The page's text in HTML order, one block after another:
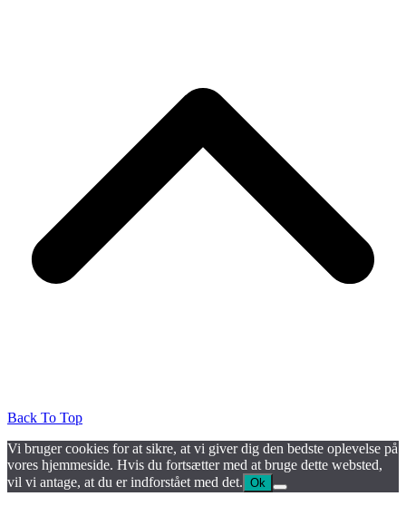
Back To Top
Vi bruger cookies for at sikre, at vi giver dig den bedste oplevelse på
vores hjemmeside. Hvis du fortsætter med at bruge dette websted,
vil vi antage, at du er indforstået med det. Ok